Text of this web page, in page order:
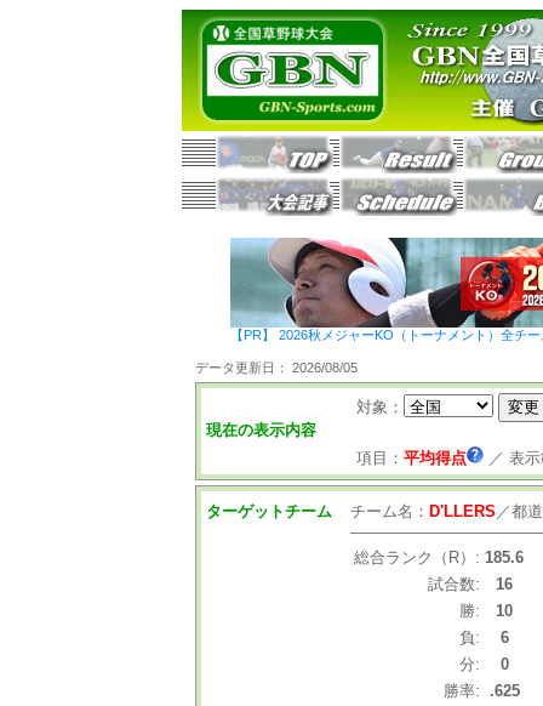
【PR】 2026秋メジャーKO（トーナメント）全チ
データ更新日： 2026/08/05
現在の表示内容
対象：
項目： 平均得点 ／ 表
ターゲットチーム チーム名： D'LLERS ／都
総合ランク（R）: 185.6
試合数:
16
勝:
10
負:
6
分:
0
勝率:
.625